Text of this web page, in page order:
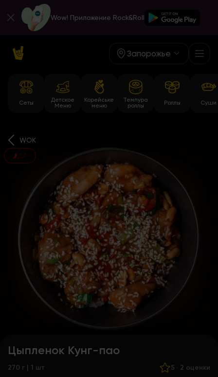
Wow! Приложение Rock&Roll
Запорожье
Сеты
Детское
Меню
Корейське
меню
Темпура
роллы
Роллы Суши
WOK
Цыпленок Кунг-пао
270 г | 1 шт 5 · 2 оценки